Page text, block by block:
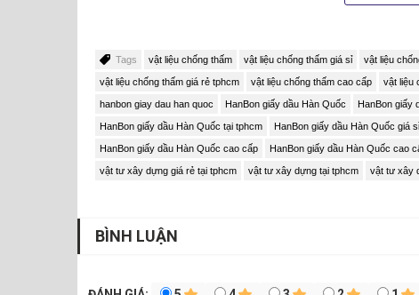
Tags vật liệu chống thấm vật liệu chống thấm giá sỉ vật liệu
vật liệu chống thấm giá rẻ tphcm vật liệu chống thấm cao cấp vật liệu
hanbon giay dau han quoc HanBon giấy dầu Hàn Quốc HanBon giấy
HanBon giấy dầu Hàn Quốc tại tphcm HanBon giấy dầu Hàn Quốc giá
HanBon giấy dầu Hàn Quốc cao cấp HanBon giấy dầu Hàn Quốc cao
vật tư xây dựng giá rẻ tại tphcm vật tư xây dựng tại tphcm vật tư xây
BÌNH LUẬN